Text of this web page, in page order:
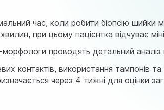
час, коли робити біопсію шийки
при цьому пацієнтка відчуває
проводять детальний аналіз
контактів, використання тампонів
через 4 тижні для оцінки